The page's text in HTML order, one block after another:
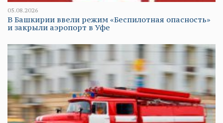
05.08.2026
В Башкирии ввели режим «Беспилотная опасность»
и закрыли аэропорт в Уфе